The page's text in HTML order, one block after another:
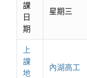
課
日
期
星期三
上
課
地
內湖高工